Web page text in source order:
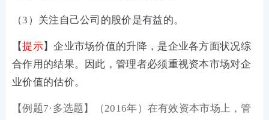
（3）关注自己公司的股价是有益的。
【提示】企业市场价值的升降，是企业各方面状况综
合作用的结果。因此，管理者必须重视资本市场对企
业价值的估价。
【例题7·多选题】（2016年）在有效资本市场上，管